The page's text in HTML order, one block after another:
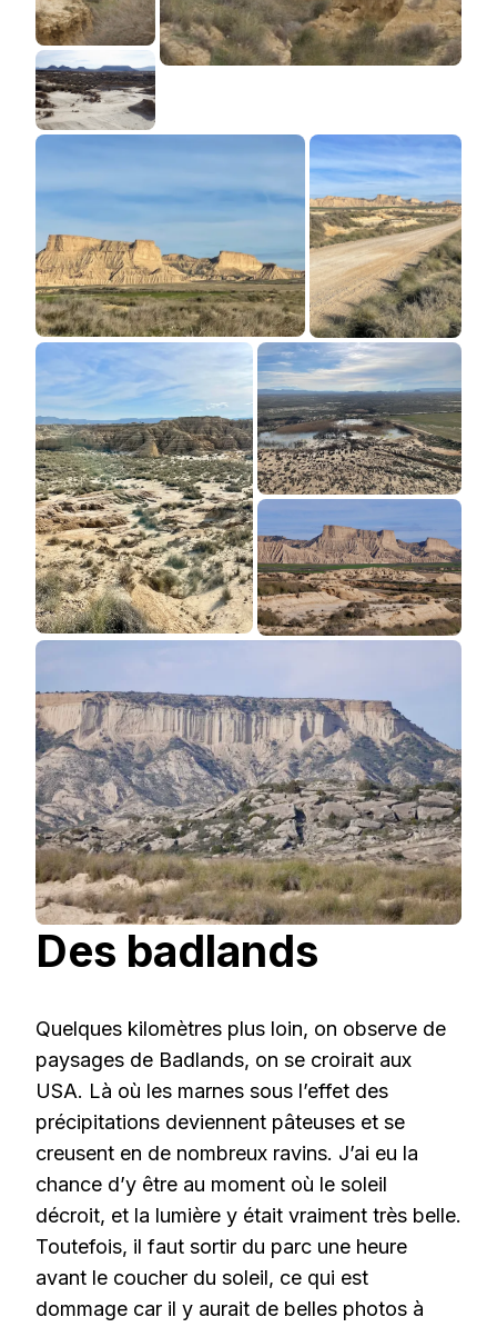
Des badlands
Quelques kilomètres plus loin, on observe de
paysages de Badlands, on se croirait aux
USA. Là où les marnes sous l’effet des
précipitations deviennent pâteuses et se
creusent en de nombreux ravins. J’ai eu la
chance d’y être au moment où le soleil
décroit, et la lumière y était vraiment très belle.
Toutefois, il faut sortir du parc une heure
avant le coucher du soleil, ce qui est
dommage car il y aurait de belles photos à